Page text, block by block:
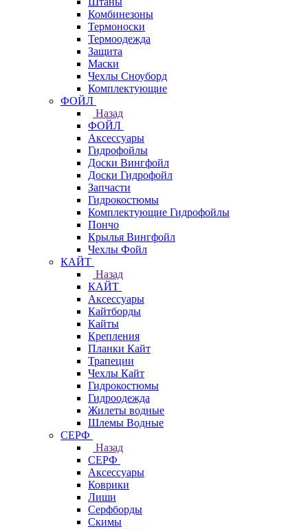
Комбинезоны
Термоноски
Термоодежда
Защита
Маски
Чехлы Сноуборд
Комплектующие
ФОЙЛ
Назад
ФОЙЛ
Аксессуары
Гидрофойлы
Доски Вингфойл
Доски Гидрофойл
Запчасти
Гидрокостюмы
Комплектующие Гидрофойлы
Пончо
Крылья Вингфойл
Чехлы Фойл
КАЙТ
Назад
КАЙТ
Аксессуары
Кайтборды
Кайты
Крепления
Планки Кайт
Трапеции
Чехлы Кайт
Гидрокостюмы
Гидроодежда
Жилеты водные
Шлемы Водные
СЕРФ
Назад
СЕРФ
Аксессуары
Коврики
Лиши
Серфборды
Скимы